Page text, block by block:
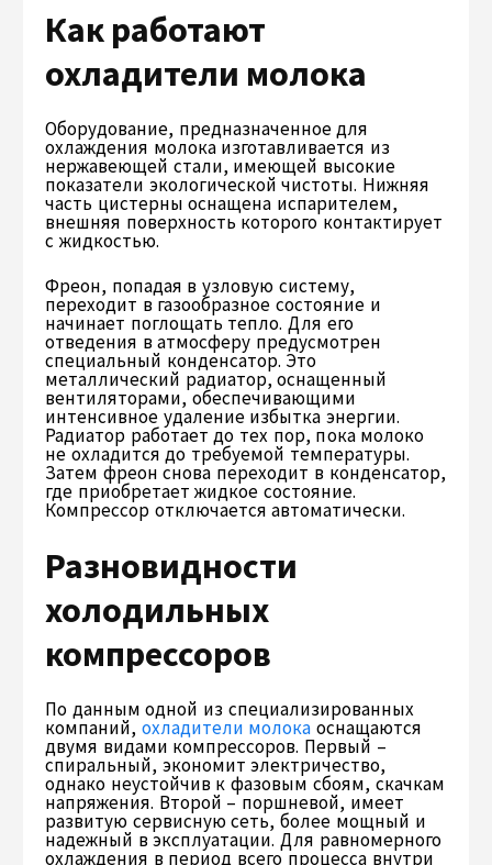
Как работают
охладители молока
Оборудование, предназначенное для
охлаждения молока изготавливается из
нержавеющей стали, имеющей высокие
показатели экологической чистоты. Нижняя
часть цистерны оснащена испарителем,
внешняя поверхность которого контактирует
с жидкостью.
Фреон, попадая в узловую систему,
переходит в газообразное состояние и
начинает поглощать тепло. Для его
отведения в атмосферу предусмотрен
специальный конденсатор. Это
металлический радиатор, оснащенный
вентиляторами, обеспечивающими
интенсивное удаление избытка энергии.
Радиатор работает до тех пор, пока молоко
не охладится до требуемой температуры.
Затем фреон снова переходит в конденсатор,
где приобретает жидкое состояние.
Компрессор отключается автоматически.
Разновидности
холодильных
компрессоров
По данным одной из специализированных
компаний, охладители молока оснащаются
двумя видами компрессоров. Первый –
спиральный, экономит электричество,
однако неустойчив к фазовым сбоям, скачкам
напряжения. Второй – поршневой, имеет
развитую сервисную сеть, более мощный и
надежный в эксплуатации. Для равномерного
охлаждения в период всего процесса внутри